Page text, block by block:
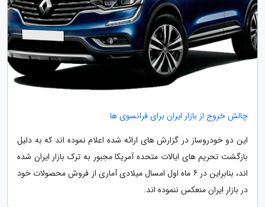
چالش خروج از بازار ایران برای فرانسوی ها
این دو خودروساز در گزارش های ارائه شده اعلام نموده اند که به دلیل
بازگشت تحریم های ایالات متحده آمریکا مجبور به ترک بازار ایران شده
اند، بنابراین در 6 ماه اول امسال میلادی آماری از فروش محصولات خود
در بازار ایران منعکس ننموده اند.